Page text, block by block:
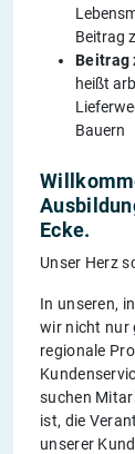
Beitrag
Beitrag
heißt
Bauern
Ecke.
Unser Herz
In unseren,
wir nicht nur
regionale
suchen
ist, die
unserer